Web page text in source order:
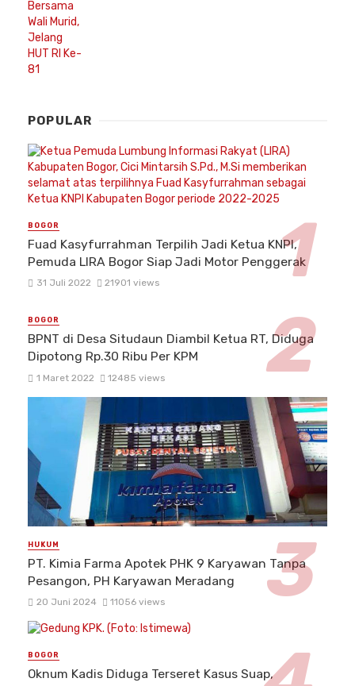
POPULAR
BOGOR
Fuad Kasyfurrahman Terpilih Jadi Ketua KNPI,
Pemuda LIRA Bogor Siap Jadi Motor Penggerak
31 Juli 2022 21901 views
BOGOR
BPNT di Desa Situdaun Diambil Ketua RT, Diduga
Dipotong Rp.30 Ribu Per KPM
1 Maret 2022 12485 views
HUKUM
PT. Kimia Farma Apotek PHK 9 Karyawan Tanpa
Pesangon, PH Karyawan Meradang
20 Juni 2024 11056 views
BOGOR
Oknum Kadis Diduga Terseret Kasus Suap,